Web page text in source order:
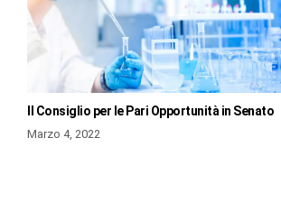
Il Consiglio per le Pari Opportunità in Senato
Marzo 4, 2022